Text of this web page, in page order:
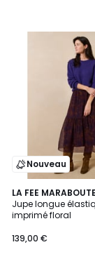
Nouveau
LA FEE
Jupe longue
imprimé floral
139,00 €